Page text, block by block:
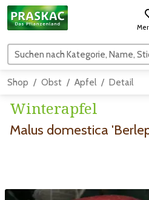
Shop Obst Apfel Detail
Winterapfel
Malus domestica